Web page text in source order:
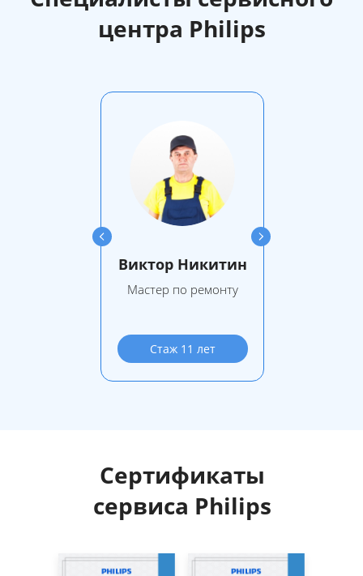
центра Philips
Виктор Никитин
Мастер по ремонту
Стаж 11 лет
Сертификаты
сервиса Philips